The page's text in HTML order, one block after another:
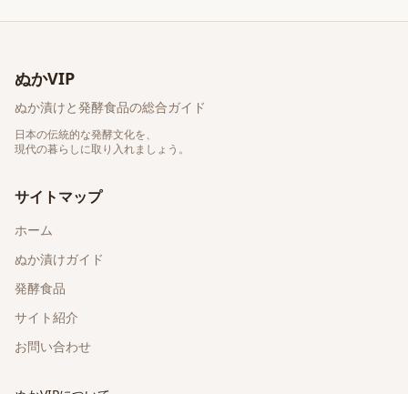
ぬかVIP
ぬか漬けと発酵食品の総合ガイド
日本の伝統的な発酵文化を、
現代の暮らしに取り入れましょう。
サイトマップ
ホーム
ぬか漬けガイド
発酵食品
サイト紹介
お問い合わせ